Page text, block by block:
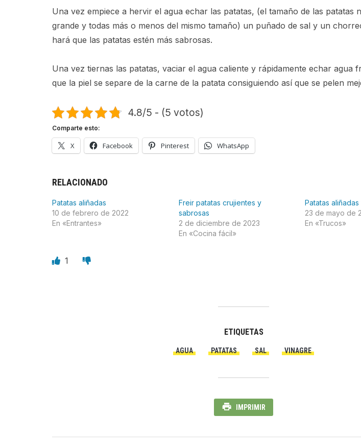
Una vez empiece a hervir el agua echar las patatas, (el tamaño de las patatas
grande y todas más o menos del mismo tamaño) un puñado de sal y un
hará que las patatas estén más sabrosas.
Una vez tiernas las patatas, vaciar el agua caliente y rápidamente echar agua
que la piel se separe de la carne de la patata consiguiendo así que se pelen
4.8/5 - (5 votos)
Comparte esto:
X Facebook Pinterest WhatsApp
RELACIONADO
Patatas aliñadas
10 de febrero de 2022
En «Entrantes»
Freir patatas crujientes y
sabrosas
2 de diciembre de 2023
En «Cocina fácil»
Patatas
23 de mayo de
En «Trucos»
1
ETIQUETAS
AGUA PATATAS SAL VINAGRE
IMPRIMIR